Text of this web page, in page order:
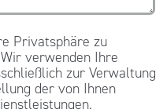
Privatsphäre zu
verwenden Ihre
zur Verwaltung
der von Ihnen